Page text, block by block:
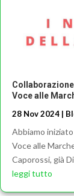
Voce alle
28 Nov 2024 |
Abbiamo
Voce alle
Caporossi, già
leggi tutto